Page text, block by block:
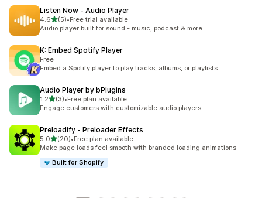
Listen Now ‑ Audio Player
4.6เต็ม 5 ดาว
(5)
ทั้งหมด 5 รีวิว
•Free trial available
Audio player built for sound - music, podcast & more
K: Embed Spotify Player
Free
Embed a Spotify player to play tracks, albums, or playlists.
Audio Player by bPlugins
1.2เต็ม 5 ดาว
(3)
ทั้งหมด 3 รีวิว
•Free plan available
Engage customers with customizable audio players
Preloadify ‑ Preloader Effects
5.0เต็ม 5 ดาว
(20)
ทั้งหมด 20 รีวิว
•Free plan available
Make page loads feel smooth with branded loading animations
Built for Shopify